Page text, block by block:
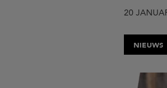
20
NIEUWS